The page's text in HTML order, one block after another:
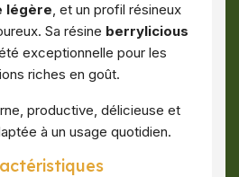
légère, et un profil résineux
Sa résine berrylicious
exceptionnelle pour les
riches en goût.
productive, délicieuse et
à un usage quotidien.